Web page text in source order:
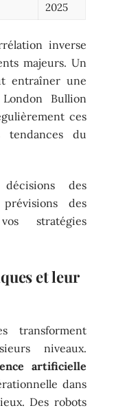
2025
inverse
majeurs. Un
entraîner une
Bullion
ces
du
des
des
stratégies
et leur
transforment
niveaux.
artificielle
dans
Des robots